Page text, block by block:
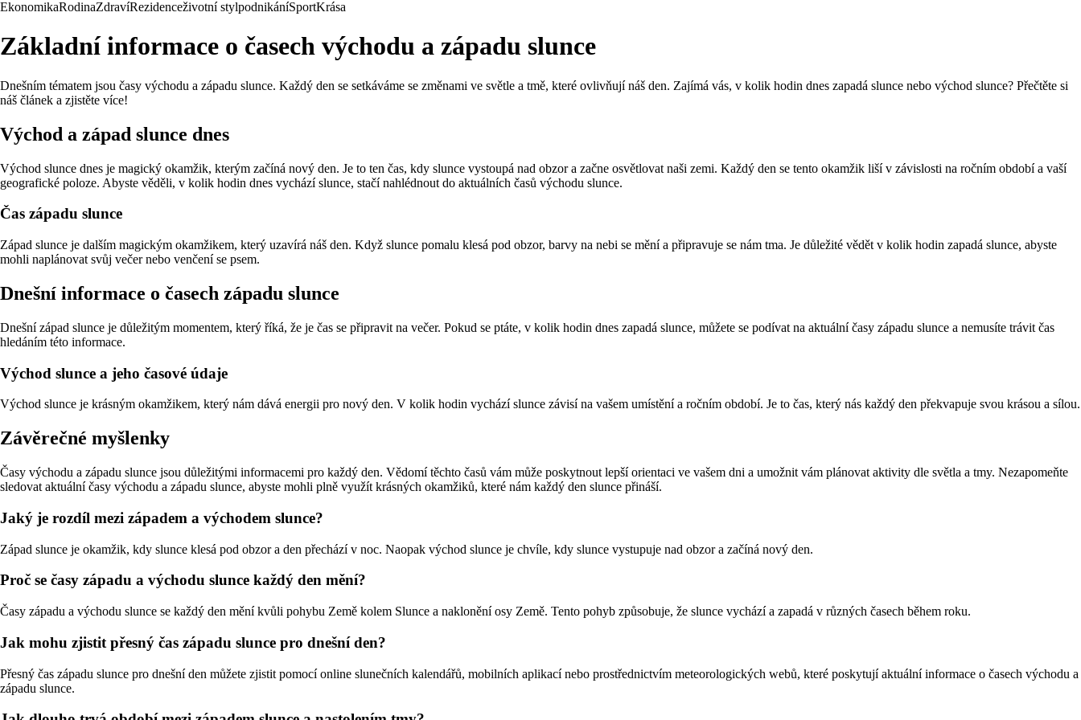
EkonomikaRodinaZdravíRezidenceživotní stylpodnikáníSportKrása
Základní informace o časech východu a západu slunce
Dnešním tématem jsou časy východu a západu slunce. Každý den se setkáváme se změnami ve světle a tmě, které ovlivňují náš den. Zajímá vás, v kolik hodin dnes zapadá slunce nebo východ slunce? Přečtěte si
náš článek a zjistěte více!
Východ a západ slunce dnes
Východ slunce dnes je magický okamžik, kterým začíná nový den. Je to ten čas, kdy slunce vystoupá nad obzor a začne osvětlovat naši zemi. Každý den se tento okamžik liší v závislosti na ročním období a vaší
geografické poloze. Abyste věděli, v kolik hodin dnes vychází slunce, stačí nahlédnout do aktuálních časů východu slunce.
Čas západu slunce
Západ slunce je dalším magickým okamžikem, který uzavírá náš den. Když slunce pomalu klesá pod obzor, barvy na nebi se mění a připravuje se nám tma. Je důležité vědět v kolik hodin zapadá slunce, abyste
mohli naplánovat svůj večer nebo venčení se psem.
Dnešní informace o časech západu slunce
Dnešní západ slunce je důležitým momentem, který říká, že je čas se připravit na večer. Pokud se ptáte, v kolik hodin dnes zapadá slunce, můžete se podívat na aktuální časy západu slunce a nemusíte trávit čas
hledáním této informace.
Východ slunce a jeho časové údaje
Východ slunce je krásným okamžikem, který nám dává energii pro nový den. V kolik hodin vychází slunce závisí na vašem umístění a ročním období. Je to čas, který nás každý den překvapuje svou krásou a sílou.
Závěrečné myšlenky
Časy východu a západu slunce jsou důležitými informacemi pro každý den. Vědomí těchto časů vám může poskytnout lepší orientaci ve vašem dni a umožnit vám plánovat aktivity dle světla a tmy. Nezapomeňte
sledovat aktuální časy východu a západu slunce, abyste mohli plně využít krásných okamžiků, které nám každý den slunce přináší.
Jaký je rozdíl mezi západem a východem slunce?
Západ slunce je okamžik, kdy slunce klesá pod obzor a den přechází v noc. Naopak východ slunce je chvíle, kdy slunce vystupuje nad obzor a začíná nový den.
Proč se časy západu a východu slunce každý den mění?
Časy západu a východu slunce se každý den mění kvůli pohybu Země kolem Slunce a naklonění osy Země. Tento pohyb způsobuje, že slunce vychází a zapadá v různých časech během roku.
Jak mohu zjistit přesný čas západu slunce pro dnešní den?
Přesný čas západu slunce pro dnešní den můžete zjistit pomocí online slunečních kalendářů, mobilních aplikací nebo prostřednictvím meteorologických webů, které poskytují aktuální informace o časech východu a
západu slunce.